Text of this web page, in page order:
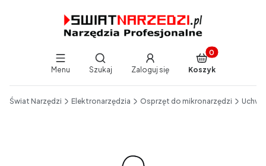
Menu
Otwórz wyszukiwarkę
Szukaj Zaloguj się
Produkty w
Koszyk
Świat Narzędzi Elektronarzędzia Osprzęt do mikronarzędzi